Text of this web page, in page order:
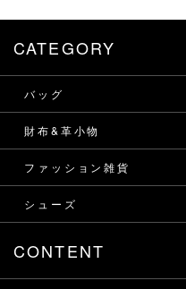
CATEGORY
バッグ
財布&革小物
ファッション雑貨
シューズ
CONTENT